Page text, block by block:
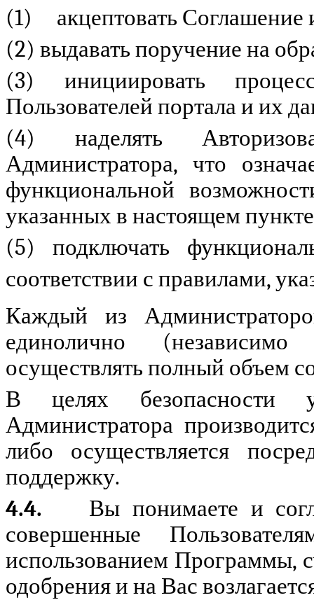
(1) акцептовать Соглашение
(2) выдавать поручение на
(3) инициировать
Пользователей портала и их
(4) наделять
Администратора, что
функциональной
указанных в настоящем
(5) подключать
соответствии с правилами,
Каждый из
единолично
осуществлять полный объем
В целях безопасности
Администратора
либо осуществляется
поддержку.
4.4.
Вы понимаете и
совершенные
использованием Программы,
одобрения и на Вас